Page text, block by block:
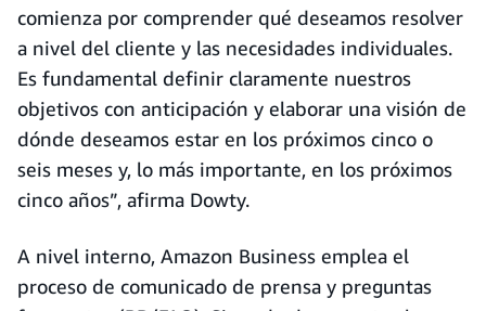
comienza por comprender qué deseamos resolver
a nivel del cliente y las necesidades individuales.
Es fundamental definir claramente nuestros
objetivos con anticipación y elaborar una visión de
dónde deseamos estar en los próximos cinco o
seis meses y, lo más importante, en los próximos
cinco años”, afirma Dowty.
A nivel interno, Amazon Business emplea el
proceso de comunicado de prensa y preguntas